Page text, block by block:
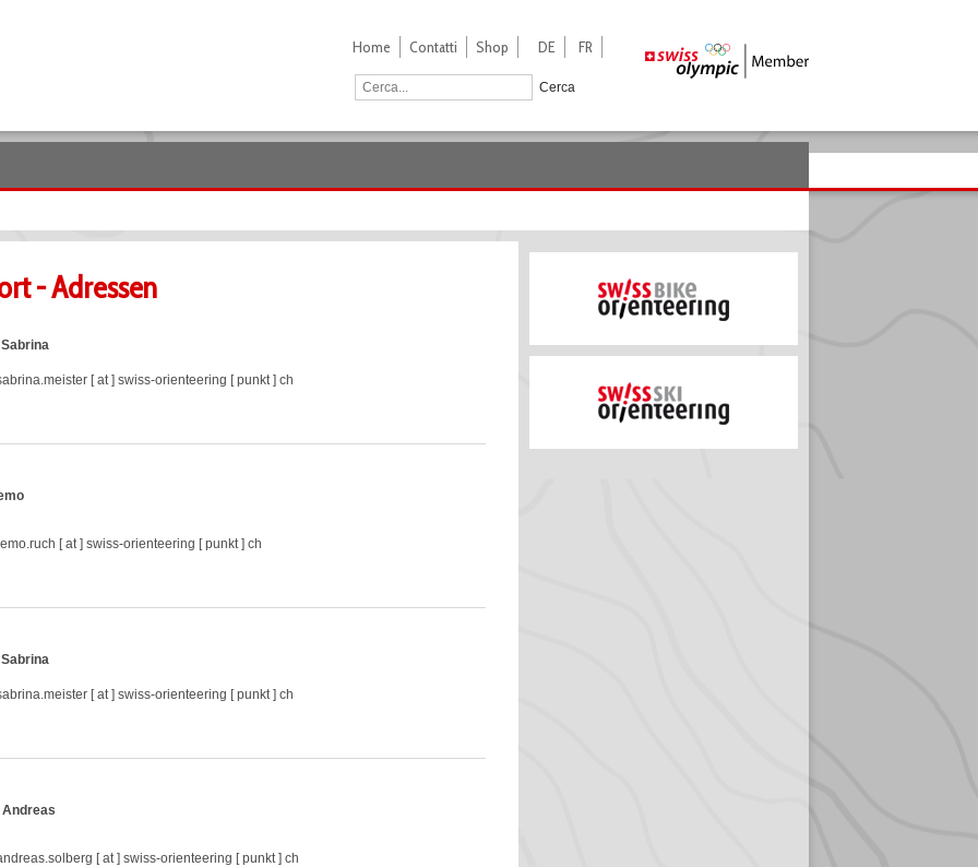
Home Contatti Shop DE FR
Cerca
- Adressen
[ at ] swiss-orienteering [ punkt ] ch
[ at ] swiss-orienteering [ punkt ] ch
[ at ] swiss-orienteering [ punkt ] ch
[ at ] swiss-orienteering [ punkt ] ch